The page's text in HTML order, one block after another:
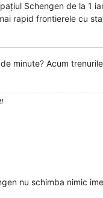
Schengen de la 1
rapid frontierele cu
minute? Acum
nu schimba nimic